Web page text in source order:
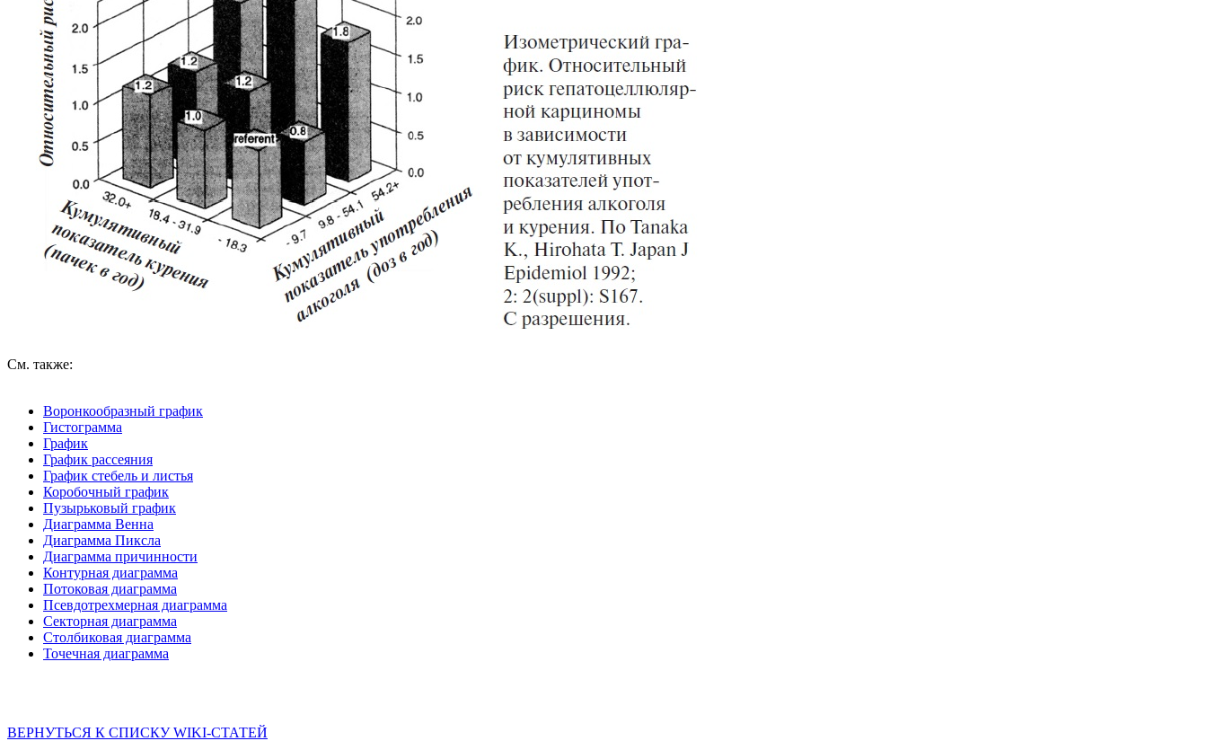
См. также:
Воронкообразный график
Гистограмма
График
График рассеяния
График стебель и листья
Коробочный график
Пузырьковый график
Диаграмма Венна
Диаграмма Пиксла
Диаграмма причинности
Контурная диаграмма
Потоковая диаграмма
Псевдотрехмерная диаграмма
Секторная диаграмма
Столбиковая диаграмма
Точечная диаграмма
ВЕРНУТЬСЯ К СПИСКУ WIKI-СТАТЕЙ